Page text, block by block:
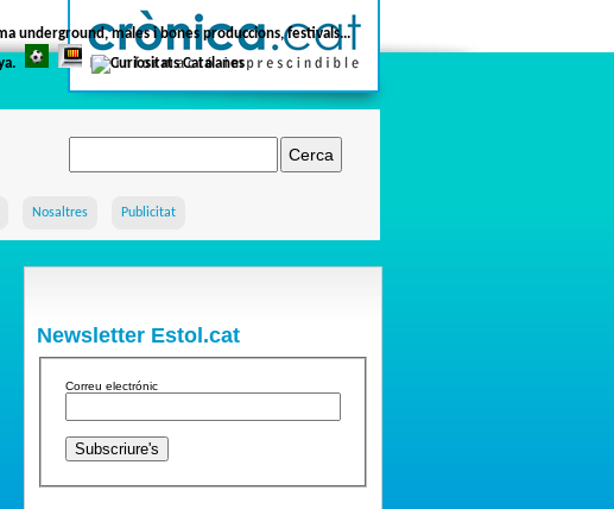
Nosaltres Publicitat
Newsletter Estol.cat
Correu electrónic